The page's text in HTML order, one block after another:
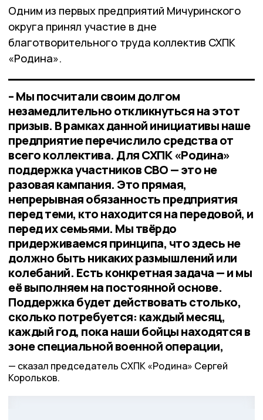
Одним из первых предприятий Мичуринского
округа принял участие в дне
благотворительного труда коллектив СХПК
«Родина».
– Мы посчитали своим долгом
незамедлительно откликнуться на этот
призыв. В рамках данной инициативы наше
предприятие перечислило средства от
всего коллектива. Для СХПК «Родина»
поддержка участников СВО — это не
разовая кампания. Это прямая,
непрерывная обязанность предприятия
перед теми, кто находится на передовой, и
перед их семьями. Мы твёрдо
придерживаемся принципа, что здесь не
должно быть никаких размышлений или
колебаний. Есть конкретная задача — и мы
её выполняем на постоянной основе.
Поддержка будет действовать столько,
сколько потребуется: каждый месяц,
каждый год, пока наши бойцы находятся в
зоне специальной военной операции,
сказал председатель СХПК «Родина» Сергей
Корольков.